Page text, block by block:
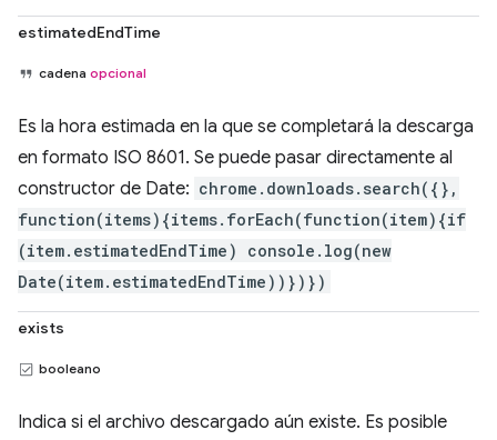
estimatedEndTime
cadena opcional
Es la hora estimada en la que se completará la descarga
en formato ISO 8601. Se puede pasar directamente al
constructor de Date: chrome.downloads.search({},
function(items){items.forEach(function(item){if
(item.estimatedEndTime) console.log(new
Date(item.estimatedEndTime))})})
exists
booleano
Indica si el archivo descargado aún existe. Es posible